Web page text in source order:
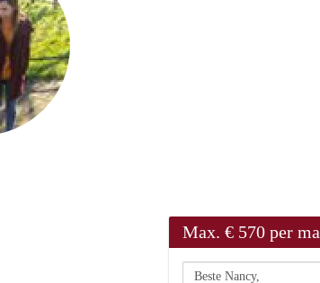
kost het om te reageren op een Huurwoning in Rotterdam?
de privacyverklaring van HuurwoningenRotterdam?
HuurwoningenRotterdam
bemiddelingsvergoeding?
vragen
Max. € 570 per